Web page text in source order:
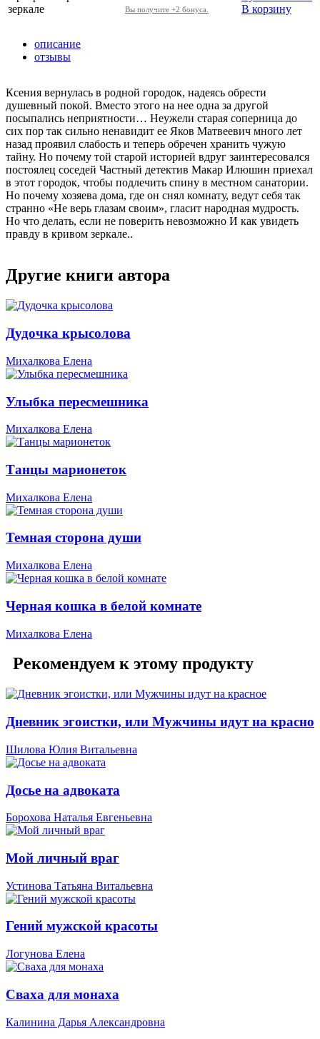
зеркале
Вы получите +2 бонуса.
В корзину
описание
отзывы
Ксения вернулась в родной городок, надеясь обрести
душевный покой. Вместо этого на нее одна за другой
посыпались неприятности… Неужели старая соперница до
сих пор так сильно ненавидит ее Яков Матвеевич много лет
назад проявил слабость и теперь обречен хранить чужую
тайну. Но почему той старой историей вдруг заинтересовался
постоялец соседей Частный детектив Макар Илюшин приехал
в этот городок, чтобы подлечить спину в местном санатории.
Но почему хозяева дома, где он снял комнату, ведут себя так
странно «Не верь глазам своим», гласит народная мудрость.
Но что делать, если не поверить невозможно И как увидеть
правду в кривом зеркале..
Другие книги автора
Дудочка крысолова
Михалкова Елена
Улыбка пересмешника
Михалкова Елена
Танцы марионеток
Михалкова Елена
Темная сторона души
Михалкова Елена
Черная кошка в белой комнате
Михалкова Елена
Рекомендуем к этому продукту
Дневник эгоистки, или Мужчины идут на красное
Шилова Юлия Витальевна
Досье на адвоката
Борохова Наталья Евгеньевна
Мой личный враг
Устинова Татьяна Витальевна
Гений мужской красоты
Логунова Елена
Сваха для монаха
Калинина Дарья Александровна